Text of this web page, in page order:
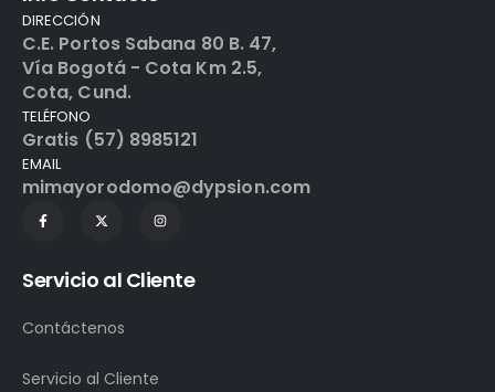
DIRECCIÓN
C.E. Portos Sabana 80 B. 47,
Vía Bogotá - Cota Km 2.5,
Cota, Cund.
TELÉFONO
Gratis (57) 8985121
EMAIL
mimayorodomo@dypsion.com
Servicio al Cliente
Contáctenos
Servicio al Cliente